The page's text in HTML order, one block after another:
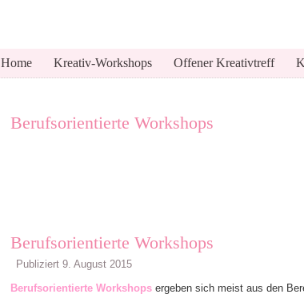
Home Kreativ-Workshops Offener Kreativtreff
Berufsorientierte Workshops
Berufsorientierte Workshops
Publiziert 9. August 2015
Berufsorientierte Workshops ergeben sich meist aus den